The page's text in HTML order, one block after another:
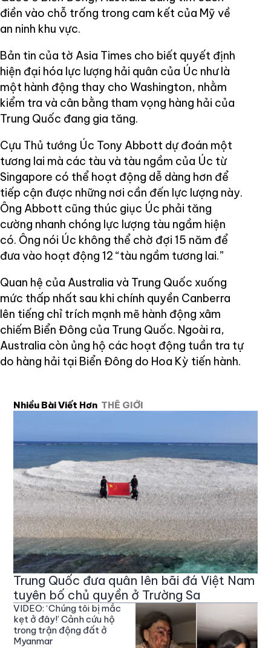
điền vào chỗ trống trong cam kết của Mỹ về
an ninh khu vực.
Bản tin của tờ Asia Times cho biết quyết định
hiện đại hóa lực lượng hải quân của Úc như là
một hành động thay cho Washington, nhằm
kiểm tra và cân bằng tham vọng hàng hải của
Trung Quốc đang gia tăng.
Cựu Thủ tướng Úc Tony Abbott dự đoán một
tương lai mà các tàu và tàu ngầm của Úc từ
Singapore có thể hoạt động dễ dàng hơn để
tiếp cận được những nơi cần đến lực lượng này.
Ông Abbott cũng thúc giục Úc phải tăng
cường nhanh chóng lực lượng tàu ngầm hiện
có. Ông nói Úc không thể chờ đợi 15 năm để
đưa vào hoạt động 12 “tàu ngầm tương lai.”
Quan hệ của Australia và Trung Quốc xuống
mức thấp nhất sau khi chính quyền Canberra
lên tiếng chỉ trích mạnh mẽ hành động xâm
chiếm Biển Đông của Trung Quốc. Ngoài ra,
Australia còn ủng hộ các hoạt động tuần tra tự
do hàng hải tại Biển Đông do Hoa Kỳ tiến hành.
Nhiều Bài Viết Hơn THẾ GIỚI
Trung Quốc đưa quân lên bãi đá Việt Nam
tuyên bố chủ quyền ở Trường Sa
VIDEO: ‘Chúng tôi bị mắc
kẹt ở đây!’ Cảnh cứu hộ
trong trận động đất ở
Myanmar